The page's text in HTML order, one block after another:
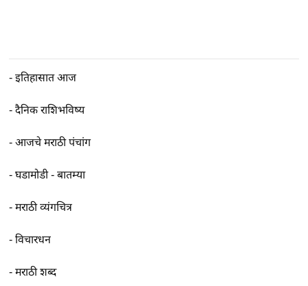
-इतिहासात आज
-दैनिक राशिभविष्य
-आजचे मराठी पंचांग
-घडामोडी - बातम्या
-मराठी व्यंगचित्र
-विचारधन
-मराठी शब्द